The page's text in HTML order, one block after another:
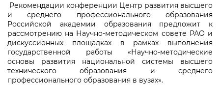
Рекомендации конференции Центр развития высшего
и среднего профессионального образования
Российской академии образования предложит к
рассмотрению на Научно-методическом совете РАО и
дискуссионных площадках в рамках выполнения
государственной работы «Научно-методические
основы развития национальной системы высшего
технического образования и среднего
профессионального образования в вузах».